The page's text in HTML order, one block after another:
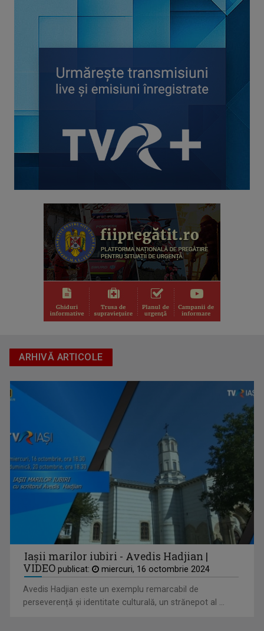
ETNIC NEWS
Emisiune care explorează bogăția ...
Magazin de familie și divertisment
Emisiune despre comunităţile etnice din ...
ARHIVĂ ARTICOLE
Iașii marilor iubiri - Avedis Hadjian |
VIDEO publicat: miercuri, 16 octombrie 2024
Avedis Hadjian este un exemplu remarcabil de
perseverență și identitate culturală, un strănepot al ...